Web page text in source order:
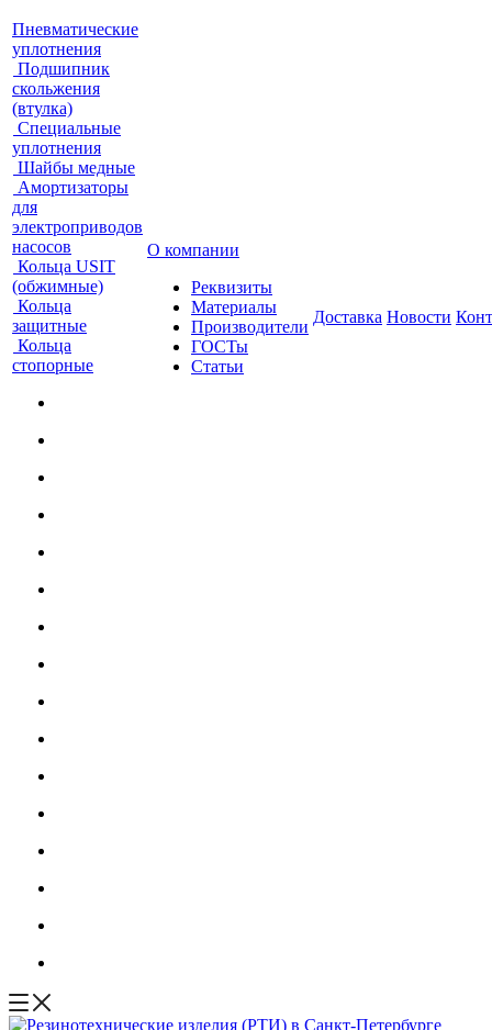
Пневматические
уплотнения
Подшипник
скольжения
(втулка)
Специальные
уплотнения
Шайбы медные
Амортизаторы
для
электроприводов
насосов
Кольца USIT
(обжимные)
Кольца
защитные
Кольца
стопорные
О компании
Реквизиты
Материалы
Производители
ГОСТы
Статьи
Доставка Новости